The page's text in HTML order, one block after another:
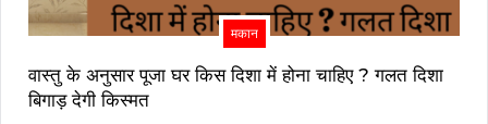
मकान
वास्तु के अनुसार पूजा घर किस दिशा में होना चाहिए ? गलत दिशा
बिगाड़ देगी किस्मत